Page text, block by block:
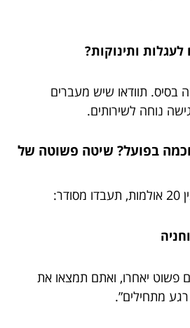
ותינוקות?
בסיס. תוודאו שיש מעברים
נוחה לשירותים.
בפועל? שיטה פשוטה של
פשוט יאחרו, ואתם תמצאו את
מתחילים”.